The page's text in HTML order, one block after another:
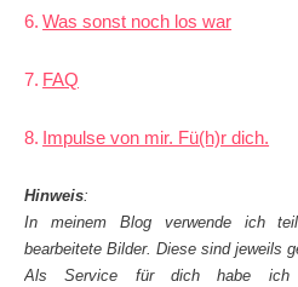
Was sonst noch los war
FAQ
Impulse von mir. Fü(h)r dich.
Hinweis:
In meinem Blog verwende ich
bearbeitete Bilder. Diese sind jeweils
Als Service für dich habe ich